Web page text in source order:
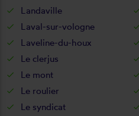
Landaville
Laval-sur-vologne
Laveline-du-houx
Le clerjus
Le mont
Le roulier
Le syndicat